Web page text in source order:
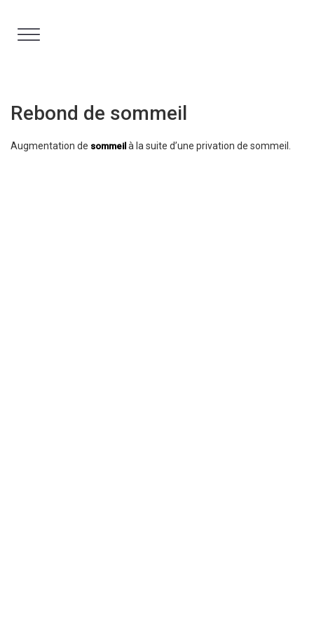
contenu
Rebond de sommeil
Augmentation de sommeil à la suite d’une privation de sommeil.